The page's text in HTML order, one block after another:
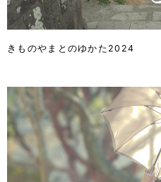
きものやまとのゆかた2024